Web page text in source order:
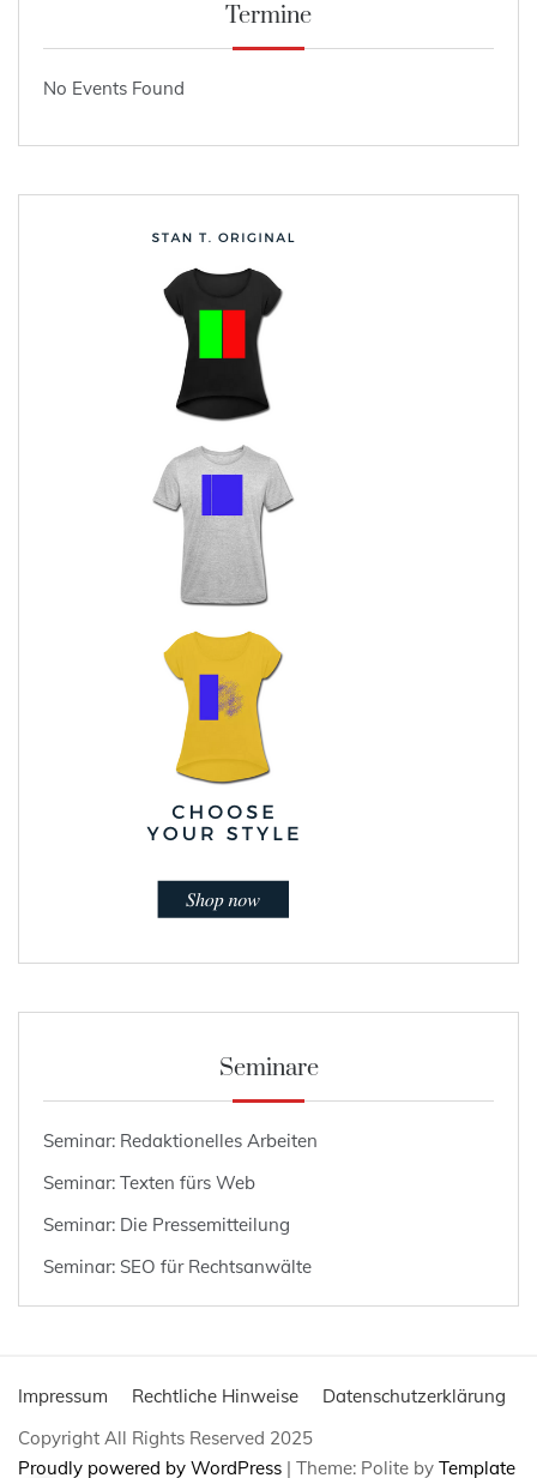
Termine
No Events Found
Seminare
Seminar: Redaktionelles Arbeiten
Seminar: Texten fürs Web
Seminar: Die Pressemitteilung
Seminar: SEO für Rechtsanwälte
Impressum Rechtliche Hinweise
Datenschutzerklärung
Copyright All Rights Reserved 2025
Proudly powered by WordPress | Theme: Polite by Template